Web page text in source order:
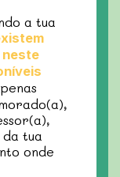
a tua
neste
da tua
onde